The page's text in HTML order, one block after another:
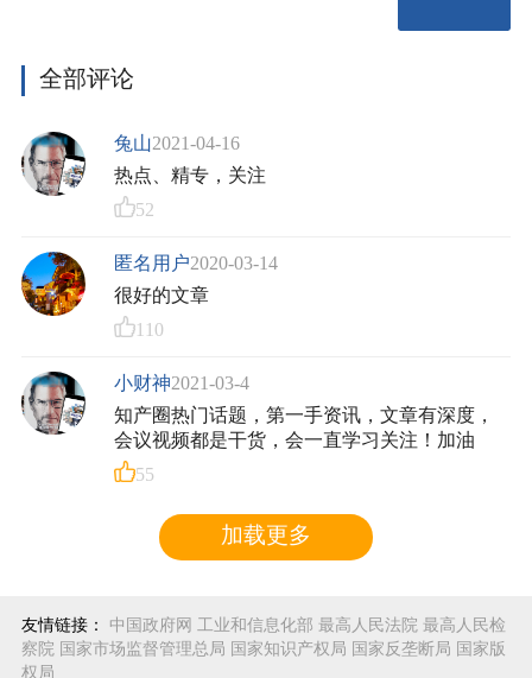
全部评论
兔山2021-04-16
热点、精专，关注
52
匿名用户2020-03-14
很好的文章
110
小财神2021-03-4
知产圈热门话题，第一手资讯，文章有深度，
会议视频都是干货，会一直学习关注！加油
55
加载更多
友情链接： 中国政府网 工业和信息化部 最高人民法院 最高人民检
察院 国家市场监督管理总局 国家知识产权局 国家反垄断局 国家版
权局